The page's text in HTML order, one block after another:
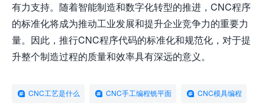
有力支持。随着智能制造和数字化转型的推进，CNC程序
的标准化将成为推动工业发展和提升企业竞争力的重要力
量。因此，推行CNC程序代码的标准化和规范化，对于提
升整个制造过程的质量和效率具有深远的意义。
CNC工艺是什么 CNC手工编程铣平面 CNC模具编程